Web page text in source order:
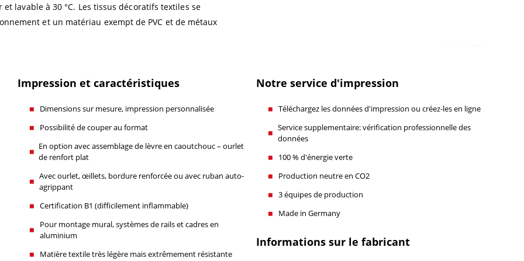
lavable à 30 °C. Les tissus décoratifs textiles se
et un matériau exempt de PVC et de métaux
Impression et caractéristiques
Dimensions sur mesure, impression personnalisée
Possibilité de couper au format
En option avec assemblage de lèvre en caoutchouc – ourlet
de renfort plat
Avec ourlet, œillets, bordure renforcée ou avec ruban auto-
agrippant
Certification B1 (difficilement inflammable)
Pour montage mural, systèmes de rails et cadres en
aluminium
Matière textile très légère mais extrêmement résistante
Notre service d'impression
Téléchargez les données d'impression ou créez-les en ligne
Service supplementaire: vérification professionnelle des
données
100 % d'énergie verte
Production neutre en CO2
3 équipes de production
Made in Germany
Informations sur le fabricant